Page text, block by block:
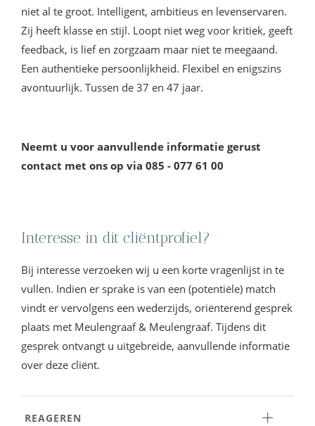
niet al te groot. Intelligent, ambitieus en levenservaren.
Zij heeft klasse en stijl. Loopt niet weg voor kritiek, geeft
feedback, is lief en zorgzaam maar niet te meegaand.
Een authentieke persoonlijkheid. Flexibel en enigszins
avontuurlijk. Tussen de 37 en 47 jaar.
Neemt u voor aanvullende informatie gerust
contact met ons op via 085 - 077 61 00
Interesse in dit cliëntprofiel?
Bij interesse verzoeken wij u een korte vragenlijst in te
vullen. Indien er sprake is van een (potentiële) match
vindt er vervolgens een wederzijds, oriënterend gesprek
plaats met Meulengraaf & Meulengraaf. Tijdens dit
gesprek ontvangt u uitgebreide, aanvullende informatie
over deze cliënt.
REAGEREN